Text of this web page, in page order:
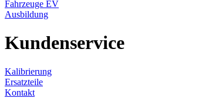
Fahrzeuge EV
Ausbildung
Kundenservice
Kalibrierung
Ersatzteile
Kontakt